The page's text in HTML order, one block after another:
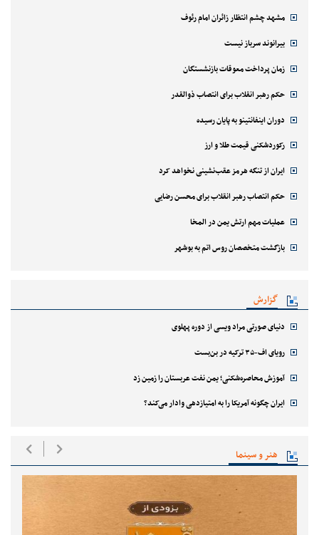
مشهد چشم انتظار زائران امام رئوف
بیرانوند سرباز نیست
زمان پرداخت معوقات بازنشستگان
حکم رهبر انقلاب برای انتصاب ذوالقدر
دوران اینفانتینو به پایان رسیده
رکوردشکنی قیمت طلا و ارز
ایران از تنگه هرمز عقب‌نشینی نخواهد کرد
حکم انتصاب رهبر انقلاب برای محسن رضایی
عملیات مهم ارتش یمن در المخا
بازگشت متخصصان روس اتم به بوشهر
گزارش
دنیای صورتی مراد ویسی از دوره پهلوی
رویای اف-۳۵ ترکیه در بن‌بست
آموزش محاصره‌شکنی؛ یمن نفت عربستان را زمین زد
ایران چگونه آمریکا را به امتیازدهی وادار می‌کند؟
هنر و سینما